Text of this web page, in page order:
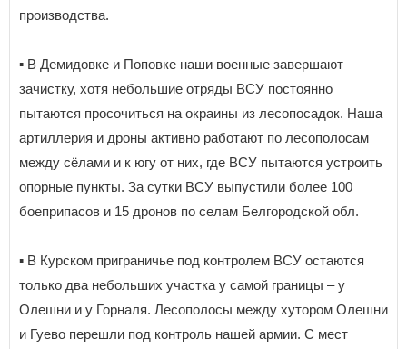
производства.
▪️ В Демидовке и Поповке наши военные завершают
зачистку, хотя небольшие отряды ВСУ постоянно
пытаются просочиться на окраины из лесопосадок. Наша
артиллерия и дроны активно работают по лесополосам
между сёлами и к югу от них, где ВСУ пытаются устроить
опорные пункты. За сутки ВСУ выпустили более 100
боеприпасов и 15 дронов по селам Белгородской обл.
▪️ В Курском приграничье под контролем ВСУ остаются
только два небольших участка у самой границы – у
Олешни и у Горналя. Лесополосы между хутором Олешни
и Гуево перешли под контроль нашей армии. С мест